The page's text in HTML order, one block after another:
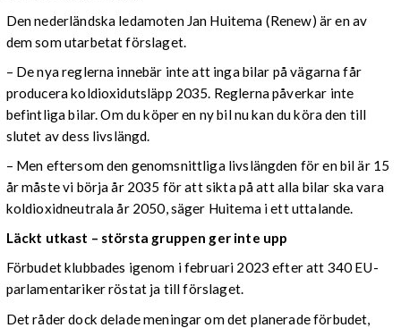
Den nederländska ledamoten Jan Huitema (Renew) är en av
dem som utarbetat förslaget.
– De nya reglerna innebär inte att inga bilar på vägarna får
producera koldioxidutsläpp 2035. Reglerna påverkar inte
befintliga bilar. Om du köper en ny bil nu kan du köra den till
slutet av dess livslängd.
– Men eftersom den genomsnittliga livslängden för en bil är 15
år måste vi börja år 2035 för att sikta på att alla bilar ska vara
koldioxidneutrala år 2050, säger Huitema i ett uttalande.
Läckt utkast ­– största gruppen ger inte upp
Förbudet klubbades igenom i februari 2023 efter att 340 EU-
parlamentariker röstat ja till förslaget.
Det råder dock delade meningar om det planerade förbudet,